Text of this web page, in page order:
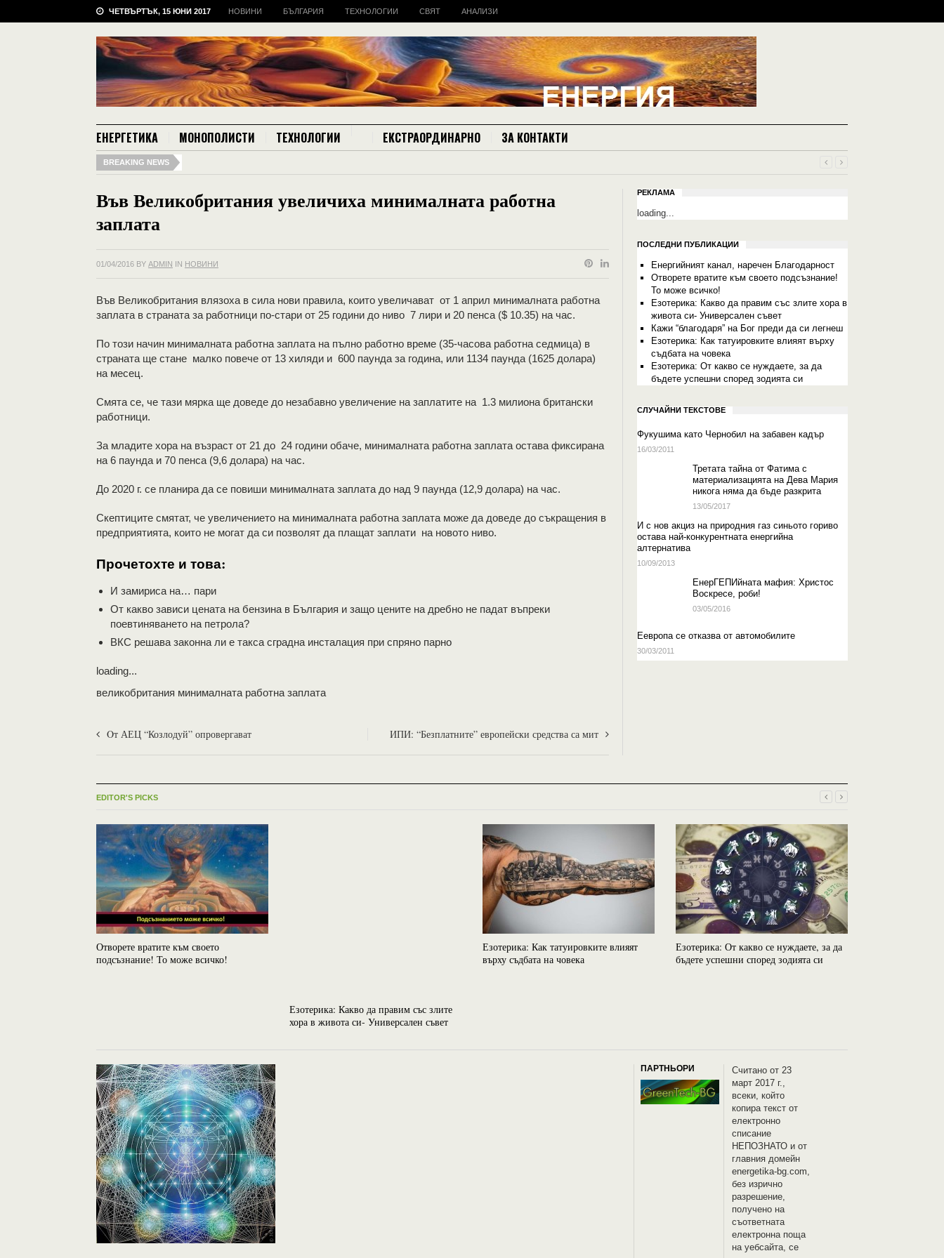
ЧЕТВЪРТЪК, 15 ЮНИ 2017 НОВИНИ БЪЛГАРИЯ ТЕХНОЛОГИИ СВЯТ АНАЛИЗИ
ЕНЕРГЕТИКА МОНОПОЛИСТИ ТЕХНОЛОГИИ ЕКСТРАОРДИНАРНО ЗА КОНТАКТИ
BREAKING NEWS
Във Великобритания увеличиха минималната работна
заплата
01/04/2016 BY ADMIN IN НОВИНИ
Във Великобритания влязоха в сила нови правила, които увеличават от 1 април минималната работна
заплата в страната за работници по-стари от 25 години до ниво 7 лири и 20 пенса ($ 10.35) на час.
По този начин минималната работна заплата на пълно работно време (35-часова работна седмица) в
страната ще стане малко повече от 13 хиляди и 600 паунда за година, или 1134 паунда (1625 долара)
на месец.
Смята се, че тази мярка ще доведе до незабавно увеличение на заплатите на 1.3 милиона британски
работници.
За младите хора на възраст от 21 до 24 години обаче, минималната работна заплата остава фиксирана
на 6 паунда и 70 пенса (9,6 долара) на час.
До 2020 г. се планира да се повиши минималната заплата до над 9 паунда (12,9 долара) на час.
Скептиците смятат, че увеличението на минималната работна заплата може да доведе до съкращения в
предприятията, които не могат да си позволят да плащат заплати на новото ниво.
Прочетохте и това:
И замириса на… пари
От какво зависи цената на бензина в България и защо цените на дребно не падат въпреки
поевтиняването на петрола?
ВКС решава законна ли е такса сградна инсталация при спряно парно
loading...
великобритания минималната работна заплата
Oт АЕЦ “Козлодуй” опровергават ИПИ: “Безплатните” европейски средства са мит
РЕКЛАМА
loading...
ПОСЛЕДНИ ПУБЛИКАЦИИ
Енергийният канал, наречен Благодарност
Отворете вратите към своето подсъзнание!
То може всичко!
Езотерика: Какво да правим със злите хора в
живота си- Универсален съвет
Кажи “благодаря” на Бог преди да си легнеш
Езотерика: Как татуировките влияят върху
съдбата на човека
Езотерика: От какво се нуждаете, за да
бъдете успешни според зодията си
СЛУЧАЙНИ ТЕКСТОВЕ
Фукушима като Чернобил на забавен кадър
16/03/2011
Третата тайна от Фатима с
материализацията на Дева Мария
никога няма да бъде разкрита
13/05/2017
И с нов акциз на природния газ синьото гориво
остава най-конкурентната енергийна
алтернатива
10/09/2013
ЕнерГЕПИйната мафия: Христос
Воскресе, роби!
03/05/2016
Eевропа се отказва от автомобилите
30/03/2011
EDITOR'S PICKS
Отворете вратите към своето
подсъзнание! То може всичко!
Езотерика: Какво да правим със злите
хора в живота си- Универсален съвет
Езотерика: Как татуировките влияят
върху съдбата на човека
Езотерика: От какво се нуждаете, за да
бъдете успешни според зодията си
ПАРТНЬОРИ
Считано от 23
март 2017 г.,
всеки, който
копира текст от
електронно
списание
НЕПОЗНАТО и oт
главния домейн
energetika-bg.com,
без изрично
разрешение,
получено на
съответната
електронна поща
на уебсайта, се